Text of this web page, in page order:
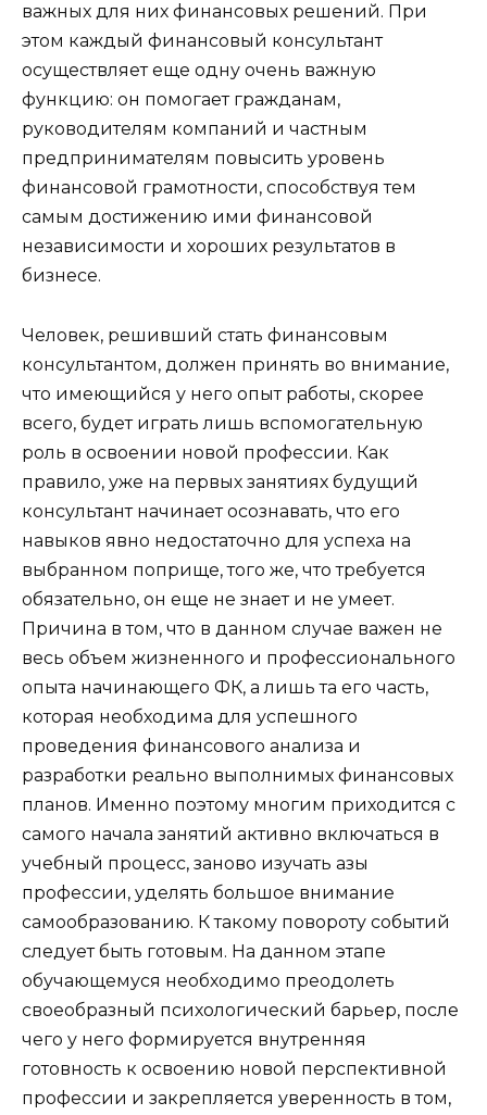
важных для них финансовых решений. При
этом каждый финансовый консультант
осуществляет еще одну очень важную
функцию: он помогает гражданам,
руководителям компаний и частным
предпринимателям повысить уровень
финансовой грамотности, способствуя тем
самым достижению ими финансовой
независимости и хороших результатов в
бизнесе.
Человек, решивший стать финансовым
консультантом, должен принять во внимание,
что имеющийся у него опыт работы, скорее
всего, будет играть лишь вспомогательную
роль в освоении новой профессии. Как
правило, уже на первых занятиях будущий
консультант начинает осознавать, что его
навыков явно недостаточно для успеха на
выбранном поприще, того же, что требуется
обязательно, он еще не знает и не умеет.
Причина в том, что в данном случае важен не
весь объем жизненного и профессионального
опыта начинающего ФК, а лишь та его часть,
которая необходима для успешного
проведения финансового анализа и
разработки реально выполнимых финансовых
планов. Именно поэтому многим приходится с
самого начала занятий активно включаться в
учебный процесс, заново изучать азы
профессии, уделять большое внимание
самообразованию. К такому повороту событий
следует быть готовым. На данном этапе
обучающемуся необходимо преодолеть
своеобразный психологический барьер, после
чего у него формируется внутренняя
готовность к освоению новой перспективной
профессии и закрепляется уверенность в том,